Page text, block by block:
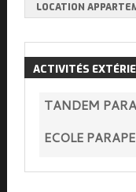
LOCATION
ACTIVITÉS
TANDEM
ECOLE